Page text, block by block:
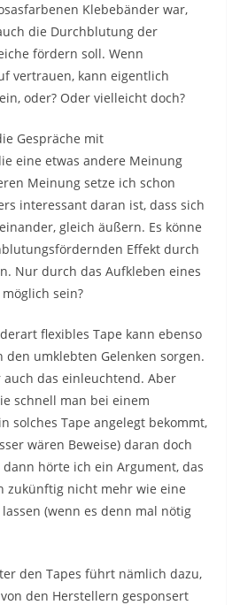
Klebebänder war,
die Durchblutung der
fördern soll. Wenn
vertrauen, kann eigentlich
oder? Oder vielleicht doch?
Gespräche mit
eine etwas andere Meinung
Meinung setze ich schon
interessant daran ist, dass sich
gleich äußern. Es könne
Effekt durch
Nur durch das Aufkleben eines
sein?
flexibles Tape kann ebenso
umklebten Gelenken sorgen.
das einleuchtend. Aber
schnell man bei einem
solches Tape angelegt bekommt,
wären Beweise) daran doch
hörte ich ein Argument, das
zukünftig nicht mehr wie eine
(wenn es denn mal nötig
den Tapes führt nämlich dazu,
den Herstellern gesponsert